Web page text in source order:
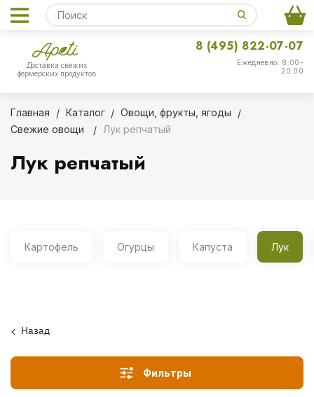
Доставка свежих
фермерских продуктов
Ежедневно: 8:00-
20:00
8 (495) 822-07-07
Главная Каталог
Овощи, фрукты, ягоды
Свежие овощи
Лук репчатый
Лук репчатый
Картофель Огурцы Капуста Лук
Назад
Фильтры